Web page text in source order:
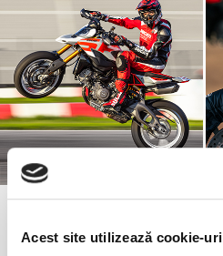
Acest site utilizează cookie-uri